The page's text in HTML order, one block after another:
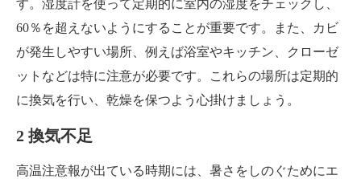
す。湿度計を使って定期的に室内の湿度をチェックし、
60％を超えないようにすることが重要です。また、カビ
が発生しやすい場所、例えば浴室やキッチン、クローゼ
ットなどは特に注意が必要です。これらの場所は定期的
に換気を行い、乾燥を保つよう心掛けましょう。
2 換気不足
高温注意報が出ている時期には、暑さをしのぐためにエ